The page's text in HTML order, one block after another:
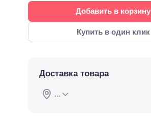
Добавить в корзину
Купить в один клик
Доставка товара
...